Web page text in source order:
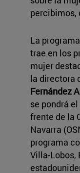
percibimos,
La
trae en los
mujer
la directora
Fernández
se pondrá
frente de la
Navarra
programa
Villa-Lobos,